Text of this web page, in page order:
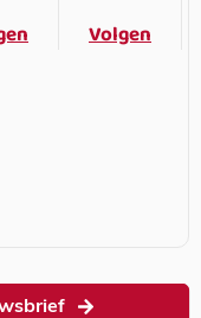
Volgen